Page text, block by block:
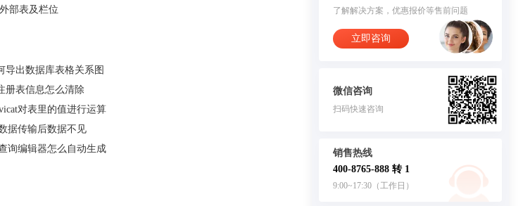
了解解决方案，优惠报价等售前问题
立即咨询
微信咨询
扫码快速咨询
销售热线
400-8765-888 转 1
9:00~17:30（工作日）
部表及栏位
导出数据库表格关系图
册表信息怎么清除
对表里的值进行运算
据传输后数据不见
询编辑器怎么自动生成